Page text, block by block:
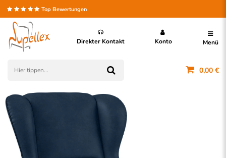
Menü
Top Bewertungen
Direkter Kontakt Konto
0,00 €